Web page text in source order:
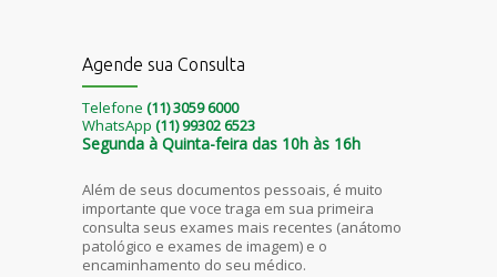
Agende sua Consulta
Telefone (11) 3059 6000
WhatsApp (11) 99302 6523
Segunda à Quinta-feira das 10h às 16h
Além de seus documentos pessoais, é muito
importante que voce traga em sua primeira
consulta seus exames mais recentes (anátomo
patológico e exames de imagem) e o
encaminhamento do seu médico.